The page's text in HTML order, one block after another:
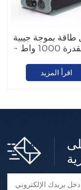
بموجة جيبية
نقية بقدرة 1000 واط ~
اقرأ المزيد